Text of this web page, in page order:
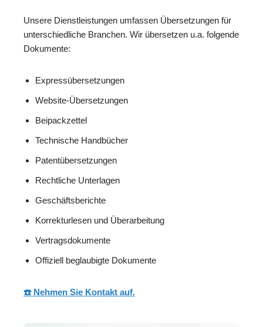
Unsere Dienstleistungen umfassen Übersetzungen für
unterschiedliche Branchen. Wir übersetzen u.a. folgende
Dokumente:
Expressübersetzungen
Website-Übersetzungen
Beipackzettel
Technische Handbücher
Patentübersetzungen
Rechtliche Unterlagen
Geschäftsberichte
Korrekturlesen und Überarbeitung
Vertragsdokumente
Offiziell beglaubigte Dokumente
☎️ Nehmen Sie Kontakt auf.